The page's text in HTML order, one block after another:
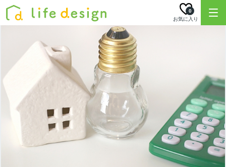
お気に入り
0